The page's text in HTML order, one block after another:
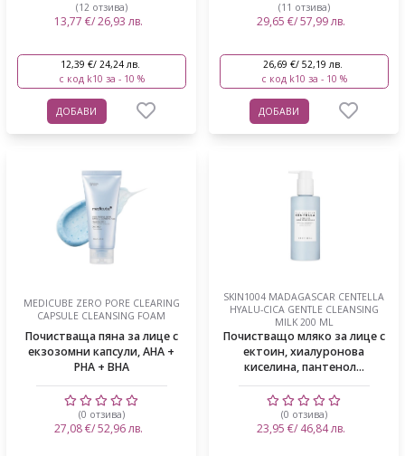
(12 отзива)
13,77 €/ 26,93 лв.
12,39 €/ 24,24 лв.
с код k10 за - 10 %
ДОБАВИ
(11 отзива)
29,65 €/ 57,99 лв.
26,69 €/ 52,19 лв.
с код k10 за - 10 %
ДОБАВИ
MEDICUBE ZERO PORE CLEARING
CAPSULE CLEANSING FOAM
Почистваща пяна за лице с
екзозомни капсули, AHA +
PHA + BHA
(0 отзива)
27,08 €/ 52,96 лв.
SKIN1004 MADAGASCAR CENTELLA
HYALU-CICA GENTLE CLEANSING
MILK 200 ML
Почистващо мляко за лице с
ектоин, хиалуронова
киселина, пантенол...
(0 отзива)
23,95 €/ 46,84 лв.